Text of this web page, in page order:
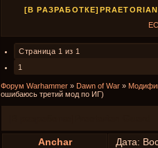
[В
Страница 1 из 1
1
Форум Warhammer » Dawn of War »
ошибаюсь третий мод по ИГ)
Anchar Дата: